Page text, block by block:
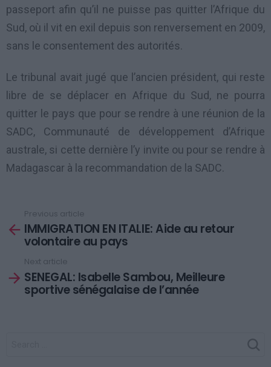
passeport afin qu’il ne puisse pas quitter l’Afrique du
Sud, où il vit en exil depuis son renversement en 2009,
sans le consentement des autorités.
Le tribunal avait jugé que l’ancien président, qui reste
libre de se déplacer en Afrique du Sud, ne pourra
quitter le pays que pour se rendre à une réunion de la
SADC, Communauté de développement d’Afrique
australe, si cette dernière l’y invite ou pour se rendre à
Madagascar à la recommandation de la SADC.
more
Previous article
IMMIGRATION EN ITALIE: Aide au retour
volontaire au pays
Next article
SENEGAL: Isabelle Sambou, Meilleure
sportive sénégalaise de l’année